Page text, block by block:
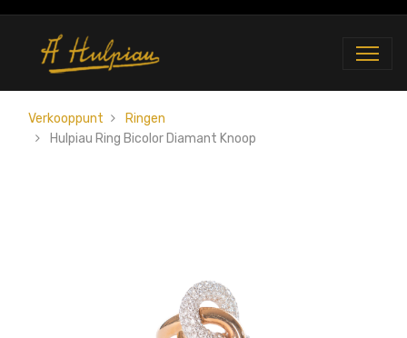
Verkooppunt
Ringen
Hulpiau Ring Bicolor Diamant Knoop